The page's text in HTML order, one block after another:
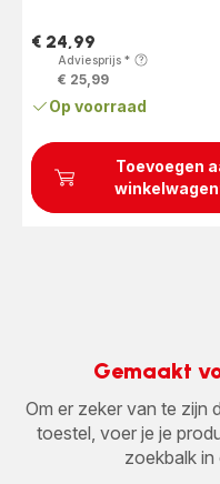
Toevoegen
Prijs
€ 24,99
Adviesprijs*
€ 25,99
Op voorraad
Gemaakt
Om er zeker van te zijn
toestel, voer je je
zoekbalk in